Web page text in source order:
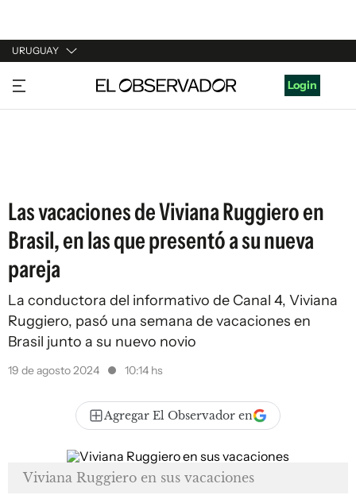
URUGUAY
URUGUAY
ARGENTINA
Login
Las vacaciones de Viviana Ruggiero en
Brasil, en las que presentó a su nueva
pareja
La conductora del informativo de Canal 4, Viviana
Ruggiero, pasó una semana de vacaciones en
Brasil junto a su nuevo novio
19 de agosto 2024 10:14 hs
Agregar El Observador en
Viviana Ruggiero en sus vacaciones